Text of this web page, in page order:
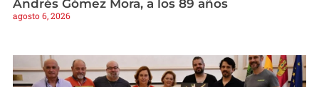
Andrés Gómez Mora, a los 89 años
agosto 6, 2026